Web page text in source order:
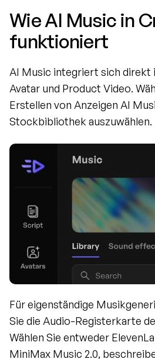
Wie AI Music in
funktioniert
AI Music integriert sich direkt
Avatar und Product Video.
Erstellen von Anzeigen AI
Stockbibliothek auszuwählen.
Für eigenständige
Sie die Audio-Registerkarte
Wählen Sie entweder
MiniMax Music 2.0,